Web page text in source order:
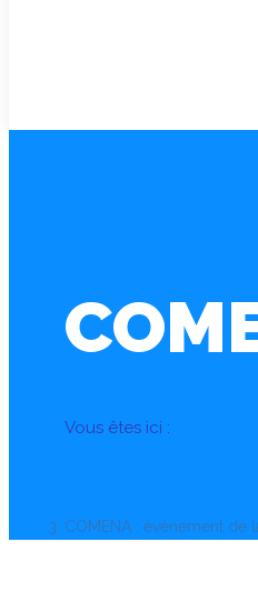
Vous êtes ici :
COMENA : évènement de